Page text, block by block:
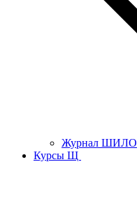
Журнал ШИЛО
Курсы Щ